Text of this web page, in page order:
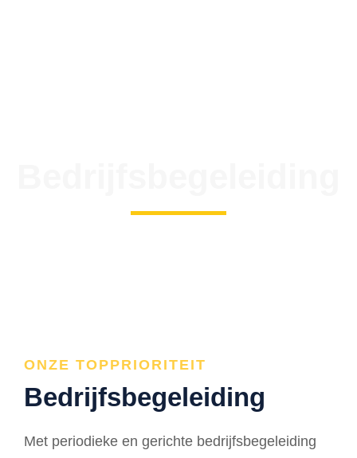
ONZE TOPPRIORITEIT
Bedrijfsbegeleiding
Met periodieke en gerichte bedrijfsbegeleiding